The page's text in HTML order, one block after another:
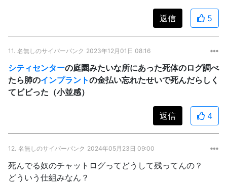
返信 5
11. 名無しのサイバーパンク 2023年12月01日 08:16
シティセンターの庭園みたいな所にあった死体のログ調べ
たら肺のインプラントの金払い忘れたせいで死んだらしく
てビビった（小並感）
返信 4
12. 名無しのサイバーパンク 2024年05月23日 09:00
死んでる奴のチャットログってどうして残ってんの？
どういう仕組みなん？